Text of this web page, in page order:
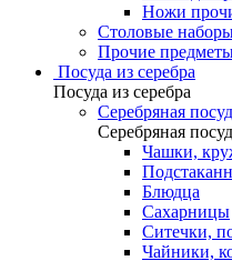
Ножи
Столовые
Прочие
Посуда из серебра
Посуда из серебра
Серебряная
Серебряная
Чашки,
Блюдца
Сахарницы
Ситечки,
Чайники,